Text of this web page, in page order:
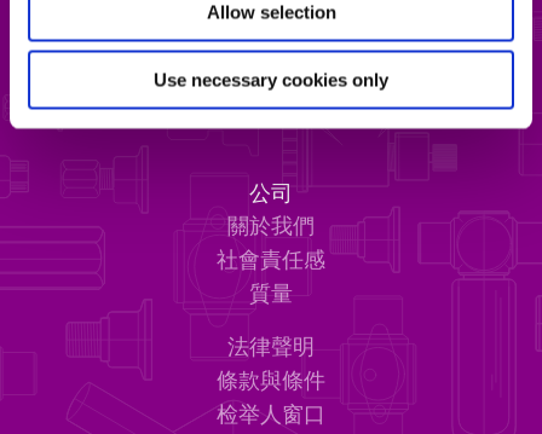
Allow selection
Use necessary cookies only
Industriestraße 2
67133 Maxdorf
公司
關於我們
社會責任感
質量
法律聲明
條款與條件
检举人窗口